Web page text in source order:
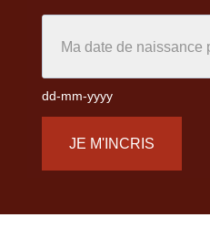
dd-mm-yyyy
JE M'INCRIS